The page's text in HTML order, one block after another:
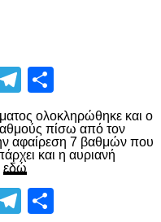
Telegram
ολοκληρώθηκε και ο
πίσω από τον
αφαίρεση 7 βαθμών που
και η αυριανή
εδώ
Telegram